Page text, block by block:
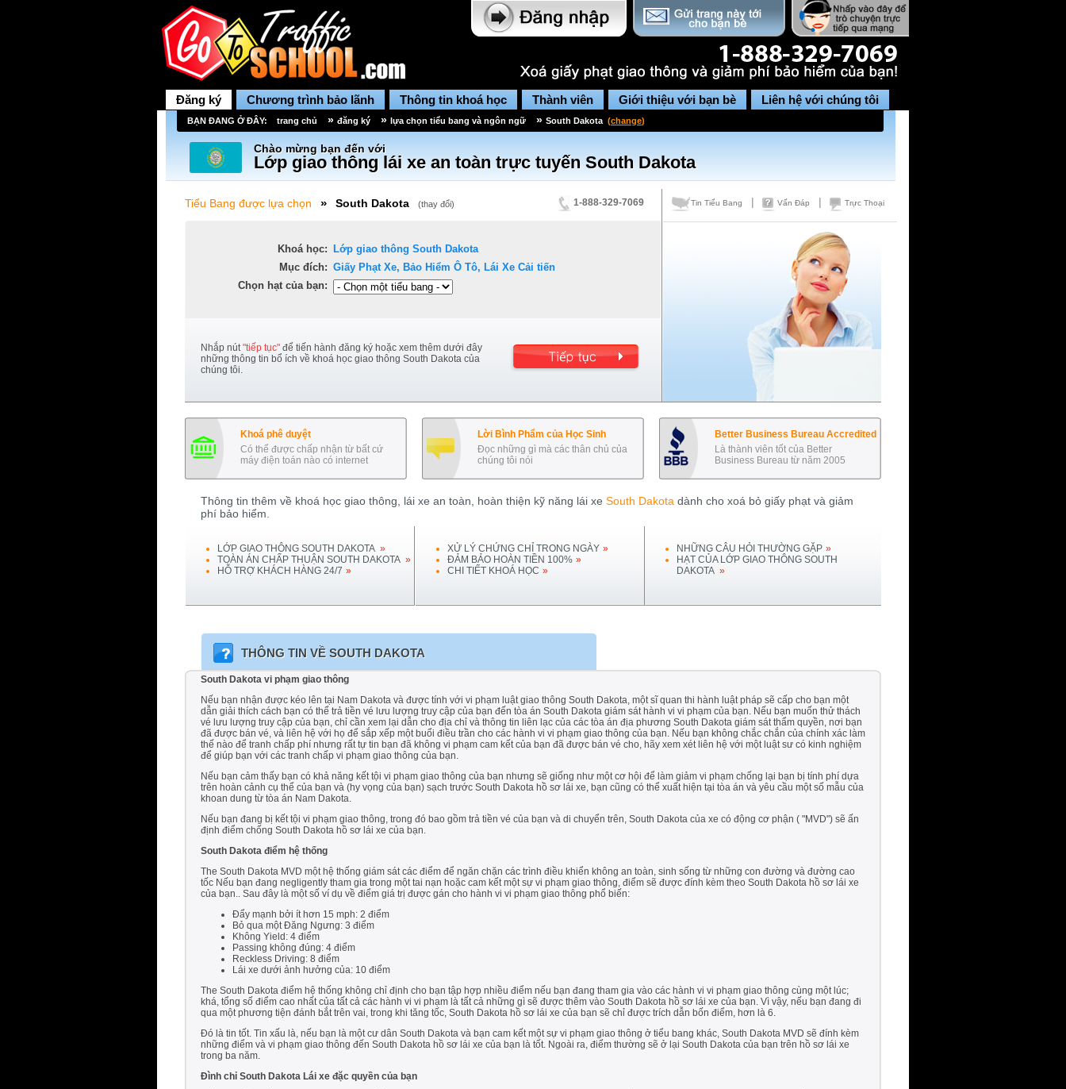
Đăng ký Chương trình bảo lãnh Thông tin khoá học Thành viên Giới thiệu với bạn bè Liên hệ với chúng tôi
BẠN ĐANG Ở ĐÂY: trang chủ » đăng ký » lựa chọn tiểu bang và ngôn ngữ » South Dakota (change)
Chào mừng bạn đến với
Lớp giao thông lái xe an toàn trực tuyến South Dakota
Tiểu Bang được lựa chọn » South Dakota (thay đổi) 1-888-329-7069
Khoá học:
Mục đích:
Chọn hạt của bạn:
Lớp giao thông South Dakota
Giấy Phạt Xe, Bảo Hiểm Ô Tô, Lái Xe Cải tiến
Nhắp nút"tiếp tục" để tiến hành đăng ký hoặc xem thêm dưới đây
những thông tin bổ ích về khoá học giao thông South Dakota của
chúng tôi.
Tin Tiểu Bang | Vấn Đáp | Trực Thoại
Khoá phê duyệt
Có thể được chấp nhận từ bất cứ
máy điện toán nào có internet
Lời Bình Phẩm của Học Sinh
Đọc những gì mà các thân chủ của
chúng tôi nói
Better Business Bureau Accredited
Là thành viên tốt của Better
Business Bureau từ năm 2005
Thông tin thêm về khoá học giao thông, lái xe an toàn, hoàn thiện kỹ năng lái xe South Dakota dành cho xoá bỏ giấy phạt và giảm
phí bảo hiểm.
LỚP GIAO THÔNG SOUTH DAKOTA »
TOÀN ÁN CHẤP THUẬN SOUTH DAKOTA »
HỖ TRỢ KHÁCH HÀNG 24/7 »
XỬ LÝ CHỨNG CHỈ TRONG NGÀY »
ĐẢM BẢO HOÀN TIỀN 100% »
CHI TIẾT KHOÁ HỌC »
NHỮNG CÂU HỎI THƯỜNG GẶP »
HẠT CỦA LỚP GIAO THÔNG SOUTH
DAKOTA »
THÔNG TIN VỀ SOUTH DAKOTA
South Dakota vi phạm giao thông
Nếu bạn nhận được kéo lên tại Nam Dakota và được tính với vi phạm luật giao thông South Dakota, một sĩ quan thi hành luật pháp sẽ cấp cho bạn một
dẫn giải thích cách bạn có thể trả tiền vé lưu lượng truy cập của bạn đến tòa án South Dakota giám sát hành vi vi phạm của bạn. Nếu bạn muốn thử thách
vé lưu lượng truy cập của bạn, chỉ cần xem lại dẫn cho địa chỉ và thông tin liên lạc của các tòa án địa phương South Dakota giám sát thẩm quyền, nơi bạn
đã được bán vé, và liên hệ với họ để sắp xếp một buổi điều trần cho các hành vi vi phạm giao thông của bạn. Nếu bạn không chắc chắn của chính xác làm
thế nào để tranh chấp phí nhưng rất tự tin bạn đã không vi phạm cam kết của bạn đã được bán vé cho, hãy xem xét liên hệ với một luật sư có kinh nghiệm
để giúp bạn với các tranh chấp vi phạm giao thông của bạn.
Nếu bạn cảm thấy bạn có khả năng kết tội vi phạm giao thông của bạn nhưng sẽ giống như một cơ hội để làm giảm vi phạm chống lại bạn bị tính phí dựa
trên hoàn cảnh cụ thể của bạn và (hy vọng của bạn) sạch trước South Dakota hồ sơ lái xe, bạn cũng có thể xuất hiện tại tòa án và yêu cầu một số mẫu của
khoan dung từ tòa án Nam Dakota.
Nếu bạn đang bị kết tội vi phạm giao thông, trong đó bao gồm trả tiền vé của bạn và di chuyển trên, South Dakota của xe có động cơ phận ( "MVD") sẽ ấn
định điểm chống South Dakota hồ sơ lái xe của bạn.
South Dakota điểm hệ thống
The South Dakota MVD một hệ thống giám sát các điểm để ngăn chặn các trình điều khiển không an toàn, sinh sống từ những con đường và đường cao
tốc Nếu bạn đang negligently tham gia trong một tai nạn hoặc cam kết một sự vi phạm giao thông, điểm sẽ được đính kèm theo South Dakota hồ sơ lái xe
của bạn.. Sau đây là một số ví dụ về điểm giá trị được gán cho hành vi vi phạm giao thông phổ biến:
Đẩy mạnh bởi ít hơn 15 mph: 2 điểm
Bỏ qua một Đăng Ngưng: 3 điểm
Không Yield: 4 điểm
Passing không đúng: 4 điểm
Reckless Driving: 8 điểm
Lái xe dưới ảnh hưởng của: 10 điểm
The South Dakota điểm hệ thống không chỉ định cho bạn tập hợp nhiều điểm nếu bạn đang tham gia vào các hành vi vi phạm giao thông cùng một lúc;
khá, tổng số điểm cao nhất của tất cả các hành vi vi phạm là tất cả những gì sẽ được thêm vào South Dakota hồ sơ lái xe của bạn. Vì vậy, nếu bạn đang đi
qua một phương tiện đánh bắt trên vai, trong khi tăng tốc, South Dakota hồ sơ lái xe của bạn sẽ chỉ được trích dẫn bốn điểm, hơn là 6.
Đó là tin tốt. Tin xấu là, nếu bạn là một cư dân South Dakota và bạn cam kết một sự vi phạm giao thông ở tiểu bang khác, South Dakota MVD sẽ đính kèm
những điểm và vi phạm giao thông đến South Dakota hồ sơ lái xe của bạn là tốt. Ngoài ra, điểm thường sẽ ở lại South Dakota của bạn trên hồ sơ lái xe
trong ba năm.
Đình chỉ South Dakota Lái xe đặc quyền của bạn